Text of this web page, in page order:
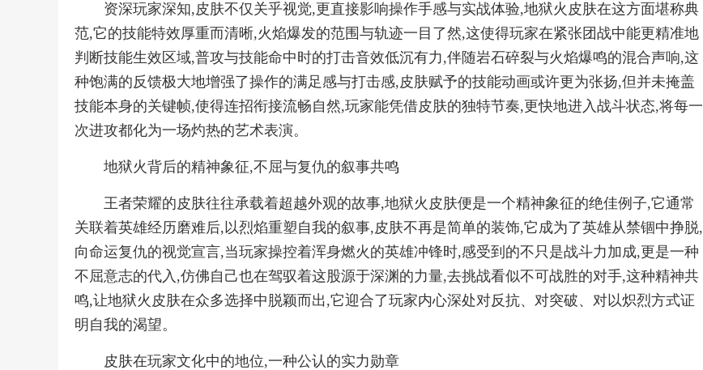
资深玩家深知,皮肤不仅关乎视觉,更直接影响操作手感与实战体验,地狱火皮肤在这方面堪称典
范,它的技能特效厚重而清晰,火焰爆发的范围与轨迹一目了然,这使得玩家在紧张团战中能更精准地
判断技能生效区域,普攻与技能命中时的打击音效低沉有力,伴随岩石碎裂与火焰爆鸣的混合声响,这
种饱满的反馈极大地增强了操作的满足感与打击感,皮肤赋予的技能动画或许更为张扬,但并未掩盖
技能本身的关键帧,使得连招衔接流畅自然,玩家能凭借皮肤的独特节奏,更快地进入战斗状态,将每一
次进攻都化为一场灼热的艺术表演。
地狱火背后的精神象征,不屈与复仇的叙事共鸣
王者荣耀的皮肤往往承载着超越外观的故事,地狱火皮肤便是一个精神象征的绝佳例子,它通常
关联着英雄经历磨难后,以烈焰重塑自我的叙事,皮肤不再是简单的装饰,它成为了英雄从禁锢中挣脱,
向命运复仇的视觉宣言,当玩家操控着浑身燃火的英雄冲锋时,感受到的不只是战斗力加成,更是一种
不屈意志的代入,仿佛自己也在驾驭着这股源于深渊的力量,去挑战看似不可战胜的对手,这种精神共
鸣,让地狱火皮肤在众多选择中脱颖而出,它迎合了玩家内心深处对反抗、对突破、对以炽烈方式证
明自我的渴望。
皮肤在玩家文化中的地位,一种公认的实力勋章